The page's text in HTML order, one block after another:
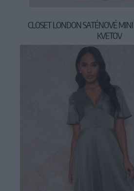
CLOSET LONDON SATÉNOVÉ
KVETOV
99,90 € 49,90